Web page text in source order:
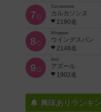
7位
Carcassonne
カルカソンヌ
2190名
8位
Wingspan
ウイングスパン
2148名
9位
Azul
アズール
1902名
興味ありランキ